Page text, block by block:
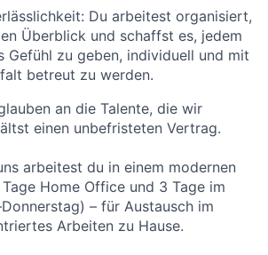
Du arbeitest organisiert,
Überblick und schaffst es, jedem
Gefühl zu geben, individuell und mit
betreut zu werden.
an die Talente, die wir
einen unbefristeten Vertrag.
arbeitest du in einem modernen
Home Office und 3 Tage im
– für Austausch im
Arbeiten zu Hause.